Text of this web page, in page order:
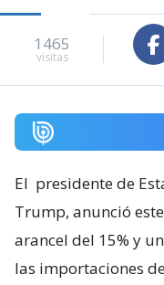
1465
visitas
El presidente de
Trump, anunció
arancel del 15% y
las importaciones